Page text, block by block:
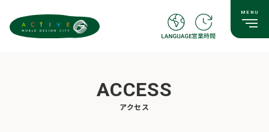
ACCESS
アクセス